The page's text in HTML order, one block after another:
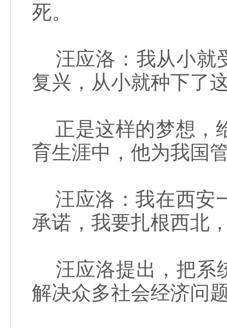
死。
汪应洛：我从小就
复兴，从小就种下了
正是这样的梦想，
育生涯中，他为我国
汪应洛：我在西安
承诺，我要扎根西北
汪应洛提出，把系
解决众多社会经济问